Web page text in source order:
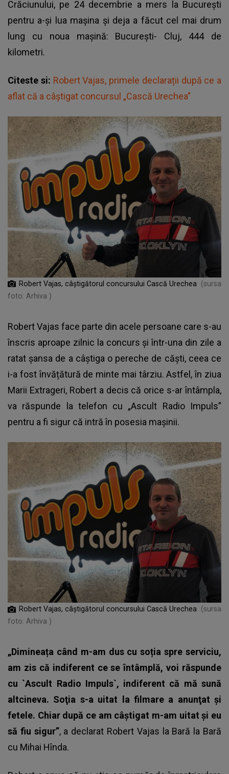
Crăciunului, pe 24 decembrie a mers la București
pentru a-și lua mașina și deja a făcut cel mai drum
lung cu noua mașină: București- Cluj, 444 de
kilometri.
Citeste si: Robert Vajas, primele declarații după ce a
aflat că a câștigat concursul „Cască Urechea”
Robert Vajas, câștigătorul concursului Cască Urechea
(sursa
foto: Arhiva )
Robert Vajas face parte din acele persoane care s-au
înscris aproape zilnic la concurs și într-una din zile a
ratat șansa de a câștiga o pereche de căști, ceea ce
i-a fost învățătură de minte mai târziu. Astfel, în ziua
Marii Extrageri, Robert a decis că orice s-ar întâmpla,
va răspunde la telefon cu „Ascult Radio Impuls”
pentru a fi sigur că intră în posesia mașinii.
Robert Vajas, câștigătorul concursului Cască Urechea (sursa
foto: Arhiva )
„Dimineața când m-am dus cu soția spre serviciu,
am zis că indiferent ce se întâmplă, voi răspunde
cu `Ascult Radio Impuls`, indiferent că mă sună
altcineva. Soţia s-a uitat la filmare a anunţat şi
fetele. Chiar după ce am câștigat m-am uitat şi eu
să fiu sigur”, a declarat Robert Vajas la Bară la Bară
cu Mihai Hînda.